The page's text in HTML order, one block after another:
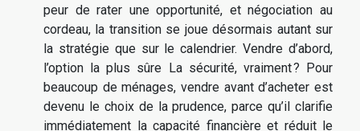
peur de rater une opportunité, et négociation au
cordeau, la transition se joue désormais autant sur
la stratégie que sur le calendrier. Vendre d’abord,
l’option la plus sûre La sécurité, vraiment ? Pour
beaucoup de ménages, vendre avant d’acheter est
devenu le choix de la prudence, parce qu’il clarifie
immédiatement la capacité financière et réduit le